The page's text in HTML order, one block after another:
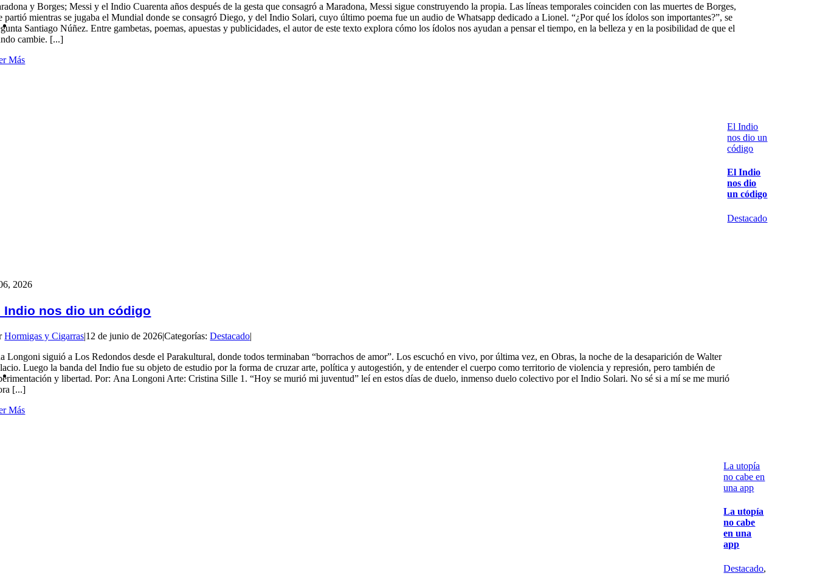
y Borges; Messi y el Indio Cuarenta años después de la gesta que consagró a Maradona, Messi sigue construyendo la propia. Las líneas temporales coinciden con las muertes de Borges,
partió mientras se jugaba el Mundial donde se consagró Diego, y del Indio Solari, cuyo último poema fue un audio de Whatsapp dedicado a Lionel. “¿Por qué los ídolos son importantes?”, se
Santiago Núñez. Entre gambetas, poemas, apuestas y publicidades, el autor de este texto explora cómo los ídolos nos ayudan a pensar el tiempo, en la belleza y en la posibilidad de que el
cambie. [...]
Más
El Indio
nos dio un
código
El Indio
nos dio
un código
Destacado
2026
Indio nos dio un código
Hormigas y Cigarras|12 de junio de 2026|Categorías:Destacado|
Longoni siguió a Los Redondos desde el Parakultural, donde todos terminaban “borrachos de amor”. Los escuchó en vivo, por última vez, en Obras, la noche de la desaparición de Walter
Luego la banda del Indio fue su objeto de estudio por la forma de cruzar arte, política y autogestión, y de entender el cuerpo como territorio de violencia y represión, pero también de
y libertad. Por: Ana Longoni Arte: Cristina Sille 1. “Hoy se murió mi juventud” leí en estos días de duelo, inmenso duelo colectivo por el Indio Solari. No sé si a mí se me murió
[...]
Más
La utopía
no cabe en
una app
La utopía
no cabe
en una
app
Destacado,